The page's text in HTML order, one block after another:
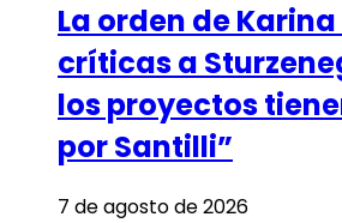
La orden de
críticas a
los proyectos
por Santilli”
7 de agosto de 2026